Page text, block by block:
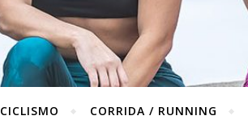
CICLISMO CORRIDA / RUNNING